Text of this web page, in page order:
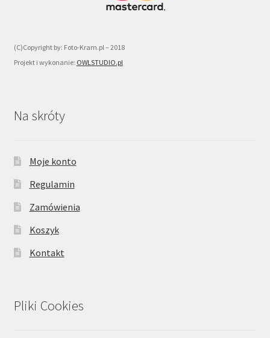
(C)Copyright by: Foto-Kram.pl – 2018
Projekt i wykonanie: OWLSTUDIO.pl
Na skróty
Moje konto
Regulamin
Zamówienia
Koszyk
Kontakt
Pliki Cookies